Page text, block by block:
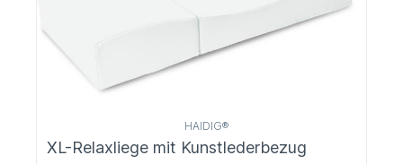
HAIDIG®
XL-Relaxliege mit Kunstlederbezug